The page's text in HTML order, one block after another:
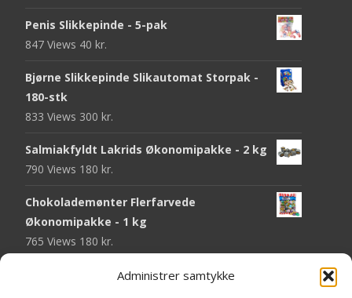
Administrer samtykke
Penis Slikkepinde - 5-pak
847 Views 40 kr.
Bjørne Slikkepinde Slikautomat Storpak -
180-stk
833 Views 300 kr.
Salmiakfyldt Lakrids Økonomipakke - 2 kg
790 Views 180 kr.
Chokolademønter Flerfarvede
Økonomipakke - 1 kg
765 Views 180 kr.
Malaco Stjerner Lakrids - 92 gram